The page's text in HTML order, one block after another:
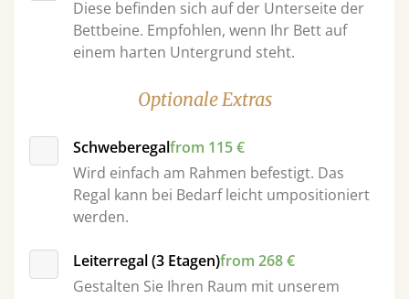
Diese befinden sich auf der Unterseite der
Bettbeine. Empfohlen, wenn Ihr Bett auf
einem harten Untergrund steht.
Optionale Extras
Schweberegalfrom 115 €
Wird einfach am Rahmen befestigt. Das
Regal kann bei Bedarf leicht umpositioniert
werden.
Leiterregal (3 Etagen)from 268 €
Gestalten Sie Ihren Raum mit unserem